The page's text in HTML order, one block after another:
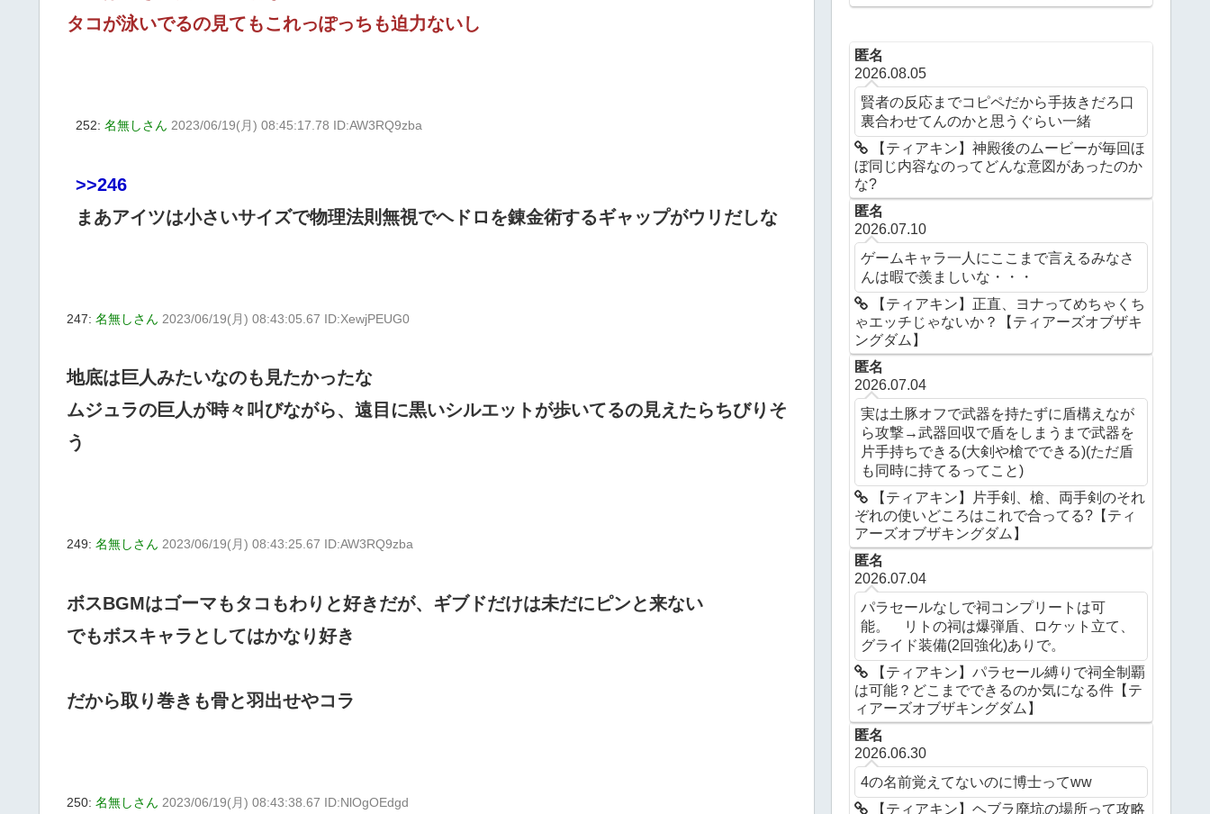
タコが泳いでるの見てもこれっぽっちも迫力ないし
252: 名無しさん 2023/06/19(月) 08:45:17.78 ID:AW3RQ9zba
>>246
まあアイツは小さいサイズで物理法則無視でヘドロを錬金術するギャップがウリだしな
247: 名無しさん 2023/06/19(月) 08:43:05.67 ID:XewjPEUG0
地底は巨人みたいなのも見たかったな
ムジュラの巨人が時々叫びながら、遠目に黒いシルエットが歩いてるの見えたらちびりそ
う
249: 名無しさん 2023/06/19(月) 08:43:25.67 ID:AW3RQ9zba
ボスBGMはゴーマもタコもわりと好きだが、ギブドだけは未だにピンと来ない
でもボスキャラとしてはかなり好き
だから取り巻きも骨と羽出せやコラ
250: 名無しさん 2023/06/19(月) 08:43:38.67 ID:NlOgOEdgd
ングダム】
匿名
2026.08.05
賢者の反応までコピペだから手抜きだろ口
裏合わせてんのかと思うぐらい一緒
【ティアキン】神殿後のムービーが毎回ほ
ぼ同じ内容なのってどんな意図があったのか
な?
匿名
2026.07.10
ゲームキャラ一人にここまで言えるみなさ
んは暇で羨ましいな・・・
【ティアキン】正直、ヨナってめちゃくち
ゃエッチじゃないか？【ティアーズオブザキ
ングダム】
匿名
2026.07.04
実は土豚オフで武器を持たずに盾構えなが
ら攻撃→武器回収で盾をしまうまで武器を
片手持ちできる(大剣や槍でできる)(ただ盾
も同時に持てるってこと)
【ティアキン】片手剣、槍、両手剣のそれ
ぞれの使いどころはこれで合ってる?【ティ
アーズオブザキングダム】
匿名
2026.07.04
パラセールなしで祠コンプリートは可
能。 リトの祠は爆弾盾、ロケット立て、
グライド装備(2回強化)ありで。
【ティアキン】パラセール縛りで祠全制覇
は可能？どこまでできるのか気になる件【テ
ィアーズオブザキングダム】
匿名
2026.06.30
4の名前覚えてないのに博士ってww
【ティアキン】ヘブラ廃坑の場所って攻略